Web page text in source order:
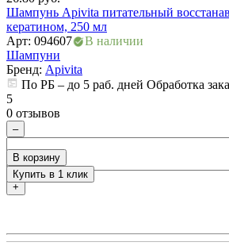
Шампунь Apivita питательный
кератином, 250 мл
Арт: 094607
В наличии
Шампуни
Бренд: Apivita
По РБ – до 5 раб. дней Обработка
5
0 отзывов
–
+
В корзину
Купить в 1 клик